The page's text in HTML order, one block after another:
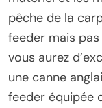
pêche de la
feeder mais pas
vous aurez
une canne
feeder équipée